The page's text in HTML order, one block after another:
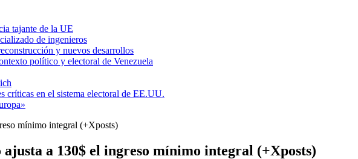
tajante de la UE
de ingenieros
y nuevos desarrollos
político y electoral de Venezuela
críticas en el sistema electoral de EE.UU.
mínimo integral (+Xposts)
a 130$ el ingreso mínimo integral (+Xposts)